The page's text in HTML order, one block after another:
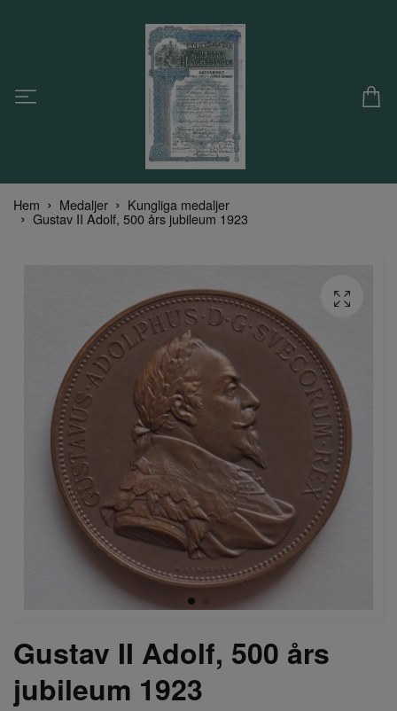
Hem Medaljer Kungliga medaljer
Gustav II Adolf, 500 års jubileum 1923
Gustav II Adolf, 500 års
jubileum 1923